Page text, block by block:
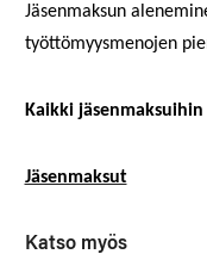
Jäsenmaksun
työttömyysmenojen
Kaikki
Jäsenmaksut
Katso myös